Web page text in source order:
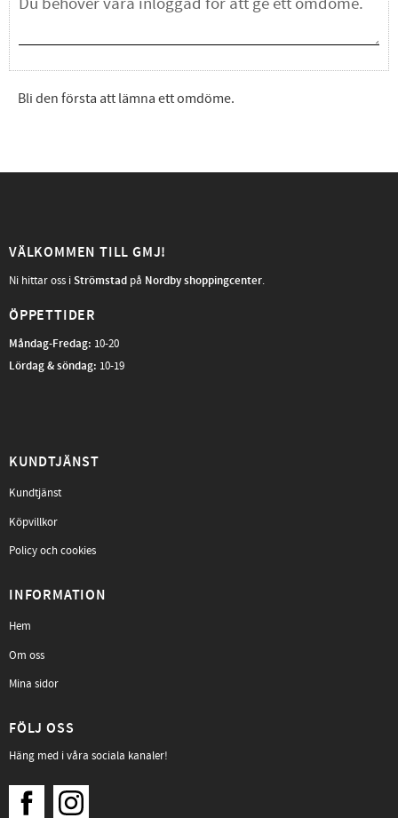
Bli den första att lämna ett omdöme.
VÄLKOMMEN TILL GMJ!
Ni hittar oss iStrömstad på Nordby shoppingcenter.
ÖPPETTIDER
Måndag-Fredag: 10-20
Lördag & söndag: 10-19
KUNDTJÄNST
Kundtjänst
Köpvillkor
Policy och cookies
INFORMATION
Hem
Om oss
Mina sidor
FÖLJ OSS
Häng med i våra sociala kanaler!